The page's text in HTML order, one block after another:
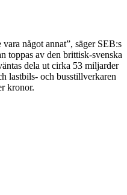
något annat”, säger SEB:s
toppas av den brittisk-svenska
dela ut cirka 53 miljarder
lastbils- och busstillverkaren
kronor.